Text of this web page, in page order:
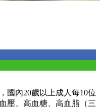
國內20歲以上成人每10位
壓、高血糖、高血脂（三